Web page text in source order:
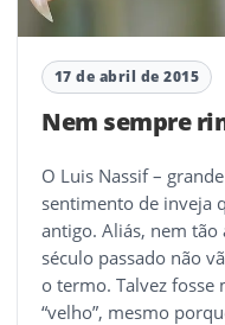
17 de abril de 2015
Nem sempre
O Luis Nassif –
sentimento de inveja
antigo. Aliás, nem
século passado não
o termo. Talvez fosse
“velho”, mesmo